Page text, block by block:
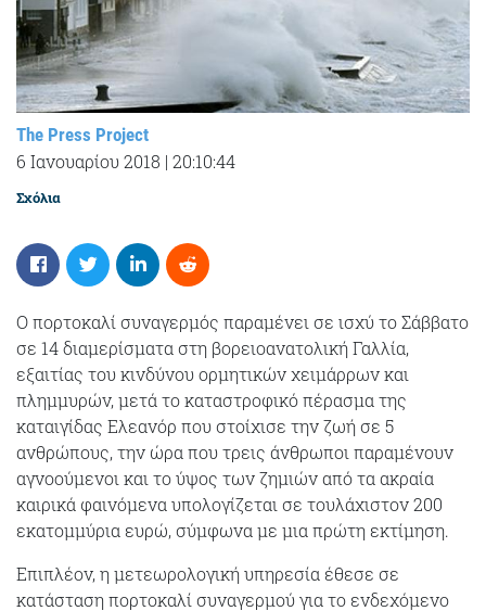
The Press Project
6 Ιανουαρίου 2018 | 20:10:44
Σχόλια
Ο πορτοκαλί συναγερμός παραμένει σε ισχύ το Σάββατο
σε 14 διαμερίσματα στη βορειοανατολική Γαλλία,
εξαιτίας του κινδύνου ορμητικών χειμάρρων και
πλημμυρών, μετά το καταστροφικό πέρασμα της
καταιγίδας Ελεανόρ που στοίχισε την ζωή σε 5
ανθρώπους, την ώρα που τρεις άνθρωποι παραμένουν
αγνοούμενοι και το ύψος των ζημιών από τα ακραία
καιρικά φαινόμενα υπολογίζεται σε τουλάχιστον 200
εκατομμύρια ευρώ, σύμφωνα με μια πρώτη εκτίμηση.
Επιπλέον, η μετεωρολογική υπηρεσία έθεσε σε
κατάσταση πορτοκαλί συναγερμού για το ενδεχόμενο